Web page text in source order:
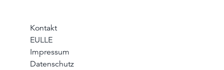
Kontakt
EULLE
Impressum
Datenschutz